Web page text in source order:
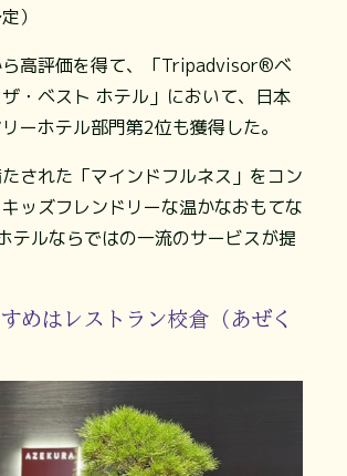
）
ら高評価を得て、「Tripadvisor®ベ
・ベスト ホテル」において、日本
ーホテル部門第2位も獲得した。
された「マインドフルネス」をコン
ッズフレンドリーな温かなおもてな
テルならではの一流のサービスが提
めはレストラン校倉（あぜく